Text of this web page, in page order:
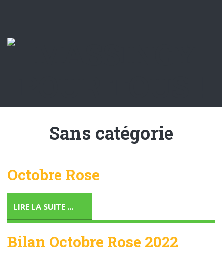
Sans catégorie
Octobre Rose
LIRE LA SUITE ...
Bilan Octobre Rose 2022